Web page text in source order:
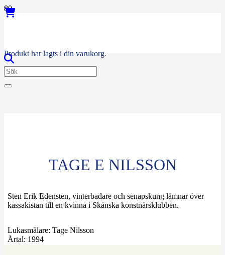
Produkt har lagts i din varukorg.
TAGE E NILSSON
Sten Erik Edensten, vinterbadare och senapskung lämnar över
kassakistan till en kvinna i Skånska konstnärsklubben.
Lukasmålare: Tage Nilsson
Årtal: 1994